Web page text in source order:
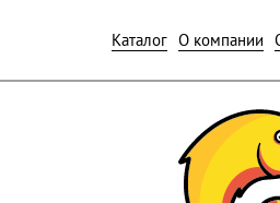
Каталог О компании